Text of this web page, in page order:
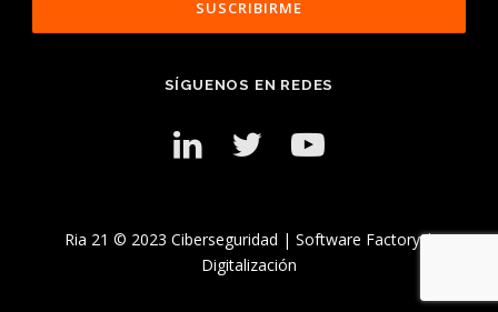
SÍGUENOS EN REDES
Ria 21 © 2023 Ciberseguridad | Software Factory |
Digitalización